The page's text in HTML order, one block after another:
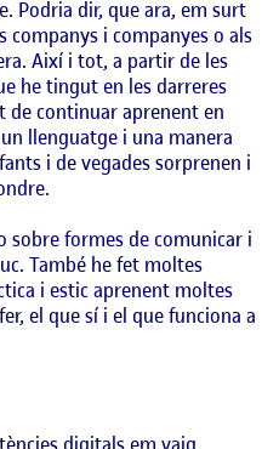
Podria dir, que ara, em surt
i companyes o als
Així i tot, a partir de les
he tingut en les darreres
de continuar aprenent en
llenguatge i una manera
i de vegades sorprenen i
sobre formes de comunicar i
També he fet moltes
i estic aprenent moltes
el que sí i el que funciona a